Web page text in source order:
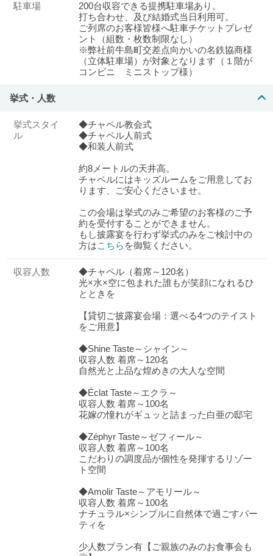
おトクな特典つきフェア
【来館特典】2万円相当☆コース試食
駐車場
200台収容できる提携駐車場あり。
打ち合わせ、及び結婚式当日利用可。
ご列席のお客様皆様へ駐車チケットプレゼ
ント（組数・枚数制限なし）
※弊社前牛島町交差点向かいの名鉄協商様
（立体駐車場）が対象となります（１階が
コンビニ ミニストップ様）
挙式・人数
挙式スタイ
ル
◆チャペル教会式
◆チャペル人前式
◆和装人前式
約8メートルの天井高。
チャペルにはキッズルームをご用意してお
ります、ご安心くださいませ。
この会場は挙式のみご希望のお客様のご予
約を受付することができません。
もし披露宴を行わず挙式のみをご検討中の
方はこちら を御覧ください。
収容人数
◆チャペル（着席～120名）
光×水×空に包まれた誰もが笑顔になれるひ
とときを
【貸切ご披露宴会場：選べる4つのテイスト
をご用意】
◆Shine Taste～シャイン～
収容人数 着席～120名
自然光と上品な煌めきの大人な空間
◆Éclat Taste～エクラ～
収容人数 着席～100名
花嫁の憧れがギュッと詰まった白亜の邸宅
◆Zéphyr Taste～ゼフィール～
収容人数 着席～100名
こだわりの調度品が個性を発揮するリゾー
ト空間
◆Amolir Taste～アモリール～
収容人数 着席～100名
ナチュラル×シンプルに自然体で過ごすパー
ティを
少人数プラン有【ご親族のみのお食事会も